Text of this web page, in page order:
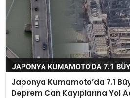
Japonya Kumamoto’da 7.1
Deprem Can Kayıplarına Yol